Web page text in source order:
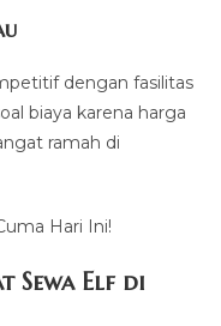
dengan fasilitas
biaya karena harga
ramah di
Hari Ini!
Sewa Elf di